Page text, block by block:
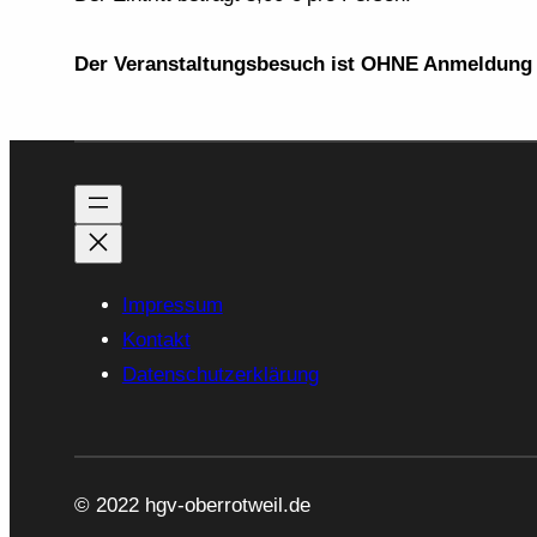
Der Veranstaltungsbesuch ist OHNE
Impressum
Kontakt
Datenschutzerklärung
© 2022 hgv-oberrotweil.de